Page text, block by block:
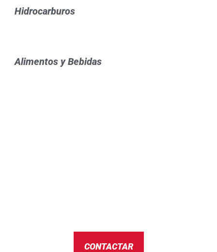
Hidrocarburos
Alimentos y Bebidas
CONTACTAR